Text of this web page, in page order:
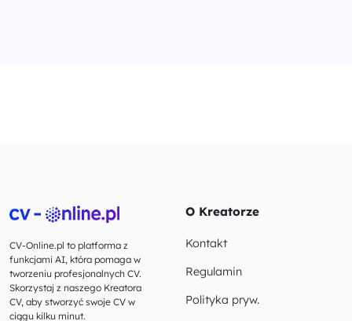
CV-Online.pl to platforma z
funkcjami AI, która pomaga w
tworzeniu profesjonalnych CV.
Skorzystaj z naszego Kreatora
CV, aby stworzyć swoje CV w
ciągu kilku minut.
O Kreatorze
Kontakt
Regulamin
Polityka pryw.